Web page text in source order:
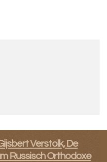
Verstolk, De
Russisch Orthodoxe